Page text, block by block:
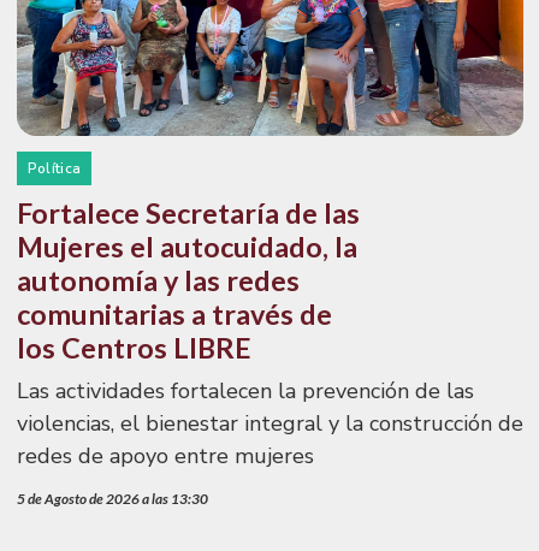
Política
Fortalece Secretaría de las
Mujeres el autocuidado, la
autonomía y las redes
comunitarias a través de
los Centros LIBRE
Las actividades fortalecen la prevención de las
violencias, el bienestar integral y la construcción de
redes de apoyo entre mujeres
5 de Agosto de 2026 a las 13:30